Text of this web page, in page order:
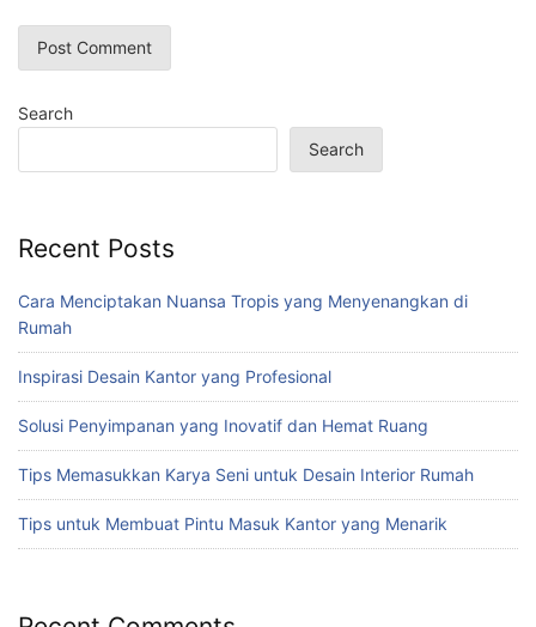
Search
Search
Recent Posts
Cara Menciptakan Nuansa Tropis yang Menyenangkan di
Rumah
Inspirasi Desain Kantor yang Profesional
Solusi Penyimpanan yang Inovatif dan Hemat Ruang
Tips Memasukkan Karya Seni untuk Desain Interior Rumah
Tips untuk Membuat Pintu Masuk Kantor yang Menarik